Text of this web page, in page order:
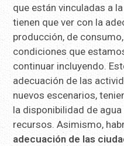
que están vinculadas a
tienen que ver con la
producción, de
condiciones que
continuar incluyendo.
adecuación de las
nuevos escenarios,
la disponibilidad de
recursos. Asimismo,
adecuación de las